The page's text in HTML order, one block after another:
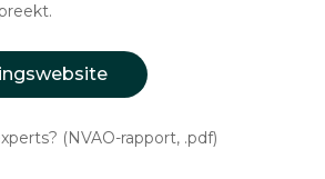
(NVAO-rapport, .pdf)